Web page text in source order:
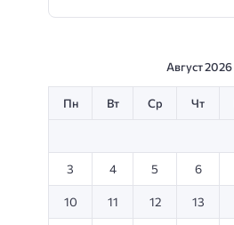
Август 2026
Пн Вт Ср Чт
3 4 5 6
10 11 12 13